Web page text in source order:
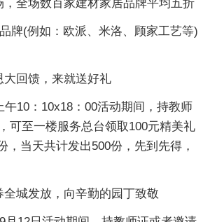
全场数百家建材家居品牌平均五折
(例如：欧派、米洛、顾家工艺等)
回馈，来就送好礼
10：10x18：00活动期间，持教师
可至一楼服务总台领取100元精美礼
，当天共计发出500份，先到先得，
城发放，向辛勤的园丁致敬